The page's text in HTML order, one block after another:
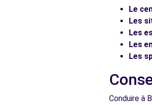
Free2Move Rent - STE D EXP
Le
Les
Les
Les
Les
Conduire à